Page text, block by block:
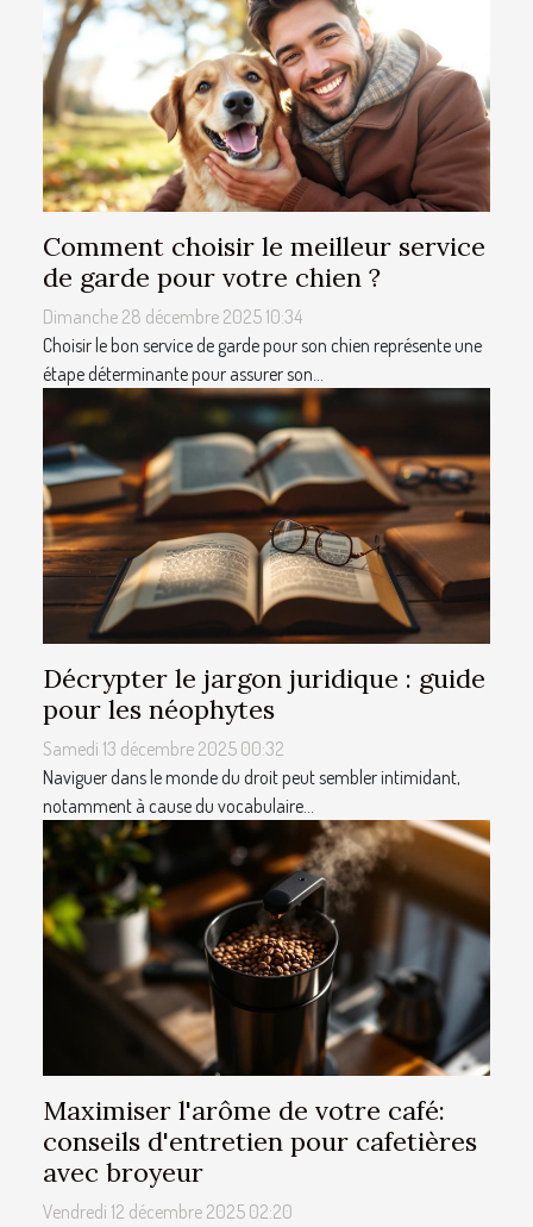
Comment choisir le meilleur service
de garde pour votre chien ?
Dimanche 28 décembre 2025 10:34
Choisir le bon service de garde pour son chien représente une
étape déterminante pour assurer son...
Décrypter le jargon juridique : guide
pour les néophytes
Samedi 13 décembre 2025 00:32
Naviguer dans le monde du droit peut sembler intimidant,
notamment à cause du vocabulaire...
Maximiser l'arôme de votre café:
conseils d'entretien pour cafetières
avec broyeur
Vendredi 12 décembre 2025 02:20